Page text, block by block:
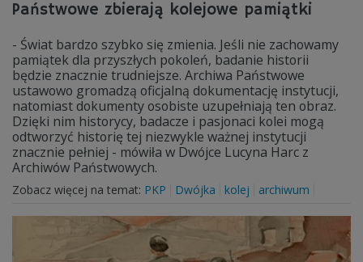
Państwowe zbierają kolejowe pamiątki
- Świat bardzo szybko się zmienia. Jeśli nie zachowamy
pamiątek dla przyszłych pokoleń, badanie historii
będzie znacznie trudniejsze. Archiwa Państwowe
ustawowo gromadzą oficjalną dokumentację instytucji,
natomiast dokumenty osobiste uzupełniają ten obraz.
Dzięki nim historycy, badacze i pasjonaci kolei mogą
odtworzyć historię tej niezwykle ważnej instytucji
znacznie pełniej - mówiła w Dwójce Lucyna Harc z
Archiwów Państwowych.
Zobacz więcej na temat: PKP Dwójka kolej archiwum